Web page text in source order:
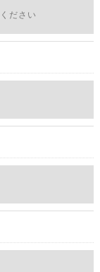
、適切に安全管
了承ください。
について＞
ます。
手続きにつきま